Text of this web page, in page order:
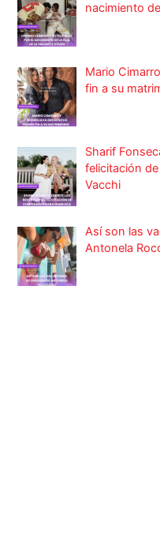
nacimiento
Mario
fin a su
Sharif
felicitación
Vacchi
Así son las
Antonela